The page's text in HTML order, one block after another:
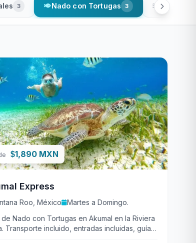
3 Nado con Tortugas 3 Río
$1,890 MXN
Express
Roo, México
Martes a Domingo.
de Nado con Tortugas en Akumal en la Riviera
Transporte incluido, entradas incluidas, guía